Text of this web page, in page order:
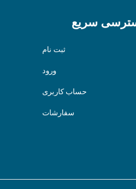
سریع
ثبت نام
ورود
حساب کاربری
سفارشات